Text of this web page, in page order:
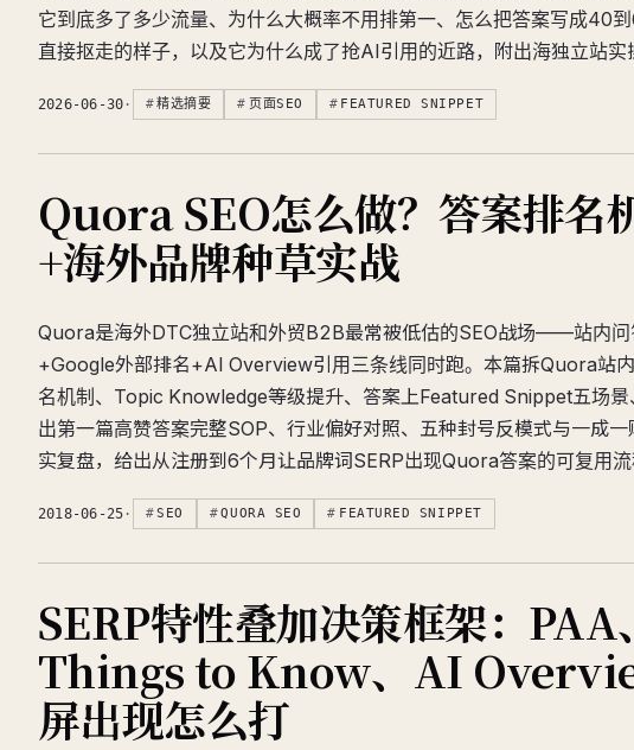
它到底多了多少流量、为什么大概率不用排第一、怎么把答案写成40
直接抠走的样子，以及它为什么成了抢AI引用的近路，附出海独立站实
2026-06-30 · 精选摘要 页面SEO FEATURED SNIPPET
Quora SEO怎么做？答案排名
+海外品牌种草实战
Quora是海外DTC独立站和外贸B2B最常被低估的SEO战场——站内问
+Google外部排名+AI Overview引用三条线同时跑。本篇拆Quora站
名机制、Topic Knowledge等级提升、答案上Featured Snippet五场景
出第一篇高赞答案完整SOP、行业偏好对照、五种封号反模式与一成一
实复盘，给出从注册到6个月让品牌词SERP出现Quora答案的可复用流
2018-06-25 · SEO QUORA SEO FEATURED SNIPPET
SERP特性叠加决策框架：PAA、
Things to Know、AI
屏出现怎么打